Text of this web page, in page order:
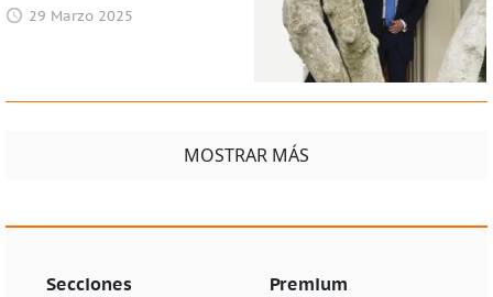
29 Marzo 2025
MOSTRAR MÁS
Secciones Premium